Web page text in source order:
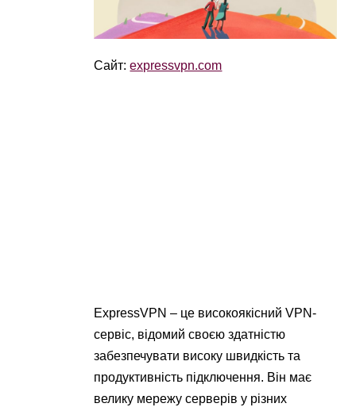
Сайт:expressvpn.com
ExpressVPN – це високоякісний VPN-
сервіс, відомий своєю здатністю
забезпечувати високу швидкість та
продуктивність підключення. Він має
велику мережу серверів у різних